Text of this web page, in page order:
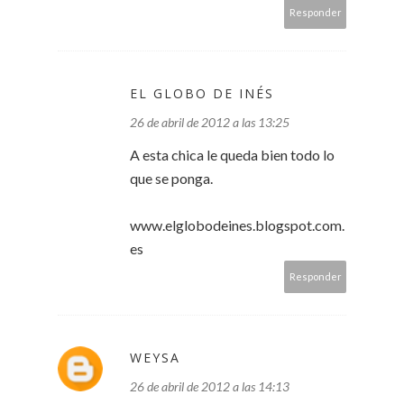
Responder
EL GLOBO DE INÉS
26 de abril de 2012 a las 13:25
A esta chica le queda bien todo lo
que se ponga.
www.elglobodeines.blogspot.com.
es
Responder
WEYSA
26 de abril de 2012 a las 14:13